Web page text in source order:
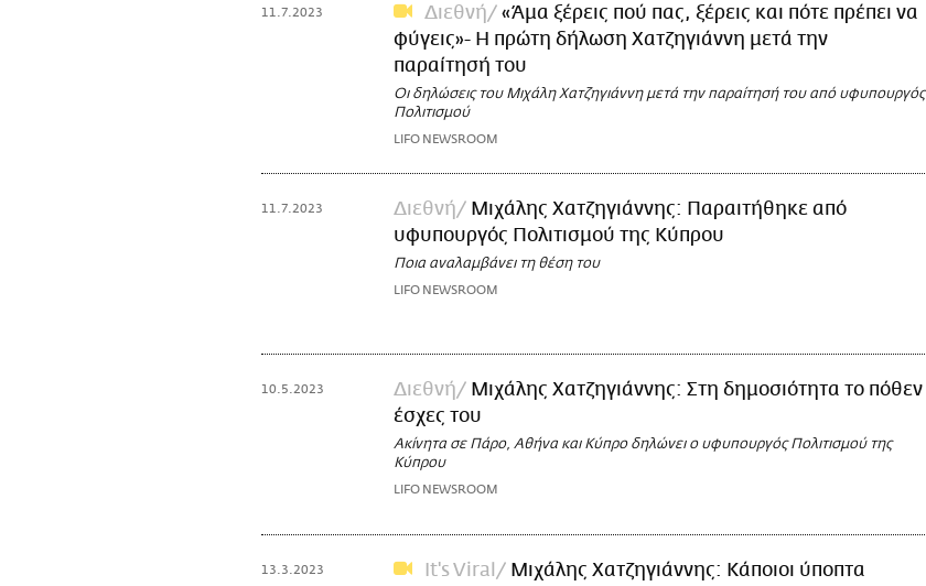
11.7.2023 Διεθνή
«Άμα ξέρεις πού πας, ξέρεις και πότε πρέπει να
φύγεις»- Η πρώτη δήλωση Χατζηγιάννη μετά την
παραίτησή του
Οι δηλώσεις του Μιχάλη Χατζηγιάννη μετά την παραίτησή του από υφυπουργός
Πολιτισμού
LIFO NEWSROOM
11.7.2023 Διεθνή
Μιχάλης Χατζηγιάννης: Παραιτήθηκε από
υφυπουργός Πολιτισμού της Κύπρου
Ποια αναλαμβάνει τη θέση του
LIFO NEWSROOM
10.5.2023 Διεθνή
Μιχάλης Χατζηγιάννης: Στη δημοσιότητα το πόθεν
έσχες του
Ακίνητα σε Πάρο, Αθήνα και Κύπρο δηλώνει ο υφυπουργός Πολιτισμού της
Κύπρου
LIFO NEWSROOM
13.3.2023 It's Viral
Μιχάλης Χατζηγιάννης: Κάποιοι ύποπτα